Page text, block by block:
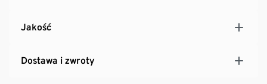
Jakość
Dostawa i zwroty